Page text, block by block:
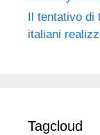
Il tentativo di
italiani
Tagcloud